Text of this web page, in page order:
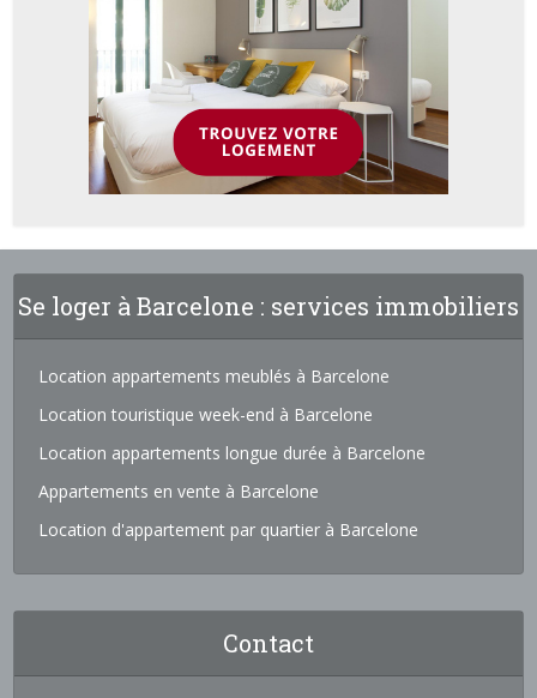
Se loger à Barcelone : services immobiliers
Location appartements meublés à Barcelone
Location touristique week-end à Barcelone
Location appartements longue durée à Barcelone
Appartements en vente à Barcelone
Location d'appartement par quartier à Barcelone
Contact